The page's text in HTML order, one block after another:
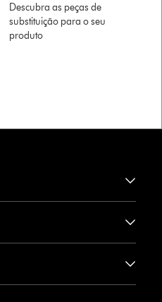
Descubra as peças de
substituição para o seu
produto